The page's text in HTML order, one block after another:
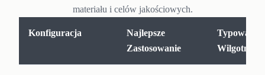
materiału i celów jakościowych.
Konfiguracja
Najlepsze
Zastosowanie
Typowa